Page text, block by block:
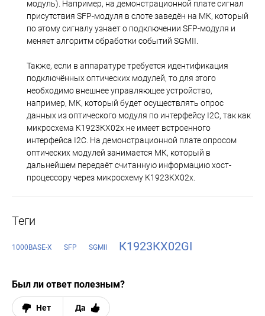
модуль). Например, на демонстрационной плате сигнал
присутствия SFP-модуля в слоте заведён на МК, который
по этому сигналу узнает о подключении SFP-модуля и
меняет алгоритм обработки событий SGMII.
Также, если в аппаратуре требуется идентификация
подключённых оптических модулей, то для этого
необходимо внешнее управляющее устройство,
например, МК, который будет осуществлять опрос
данных из оптического модуля по интерфейсу I2C, так как
микросхема К1923КХ02x не имеет встроенного
интерфейса I2C. На демонстрационной плате опросом
оптических модулей занимается МК, который в
дальнейшем передаёт считанную информацию хост-
процессору через микросхему К1923КХ02x.
Теги
1000BASE-X SFP SGMII К1923КХ02GI
Был ли ответ полезным?
Нет Да